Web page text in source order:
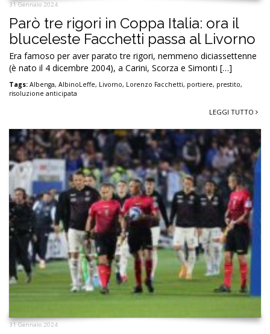
31 Gennaio 2024
Parò tre rigori in Coppa Italia: ora il
bluceleste Facchetti passa al Livorno
Era famoso per aver parato tre rigori, nemmeno diciassettenne
(è nato il 4 dicembre 2004), a Carini, Scorza e Simonti […]
Tags: Albenga, AlbinoLeffe, Livorno, Lorenzo Facchetti, portiere, prestito,
risoluzione anticipata
LEGGI TUTTO
31 Gennaio 2024